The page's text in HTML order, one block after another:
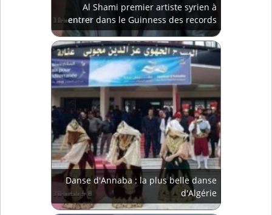
Al Shami premier artiste syrien à
entrer dans le Guinness des records
Danse d'Annaba : la plus belle danse
d'Algérie